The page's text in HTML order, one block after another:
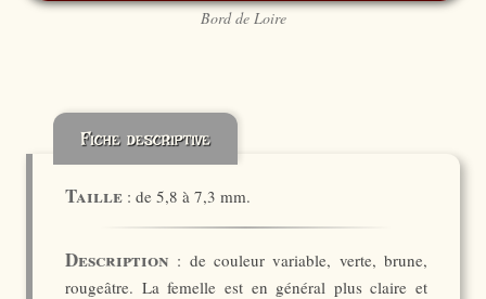
Bord de Loire
Fiche descriptive
Taille : de 5,8 à 7,3 mm.
Description : de couleur variable, verte, brune,
rougeâtre. La femelle est en général plus claire et